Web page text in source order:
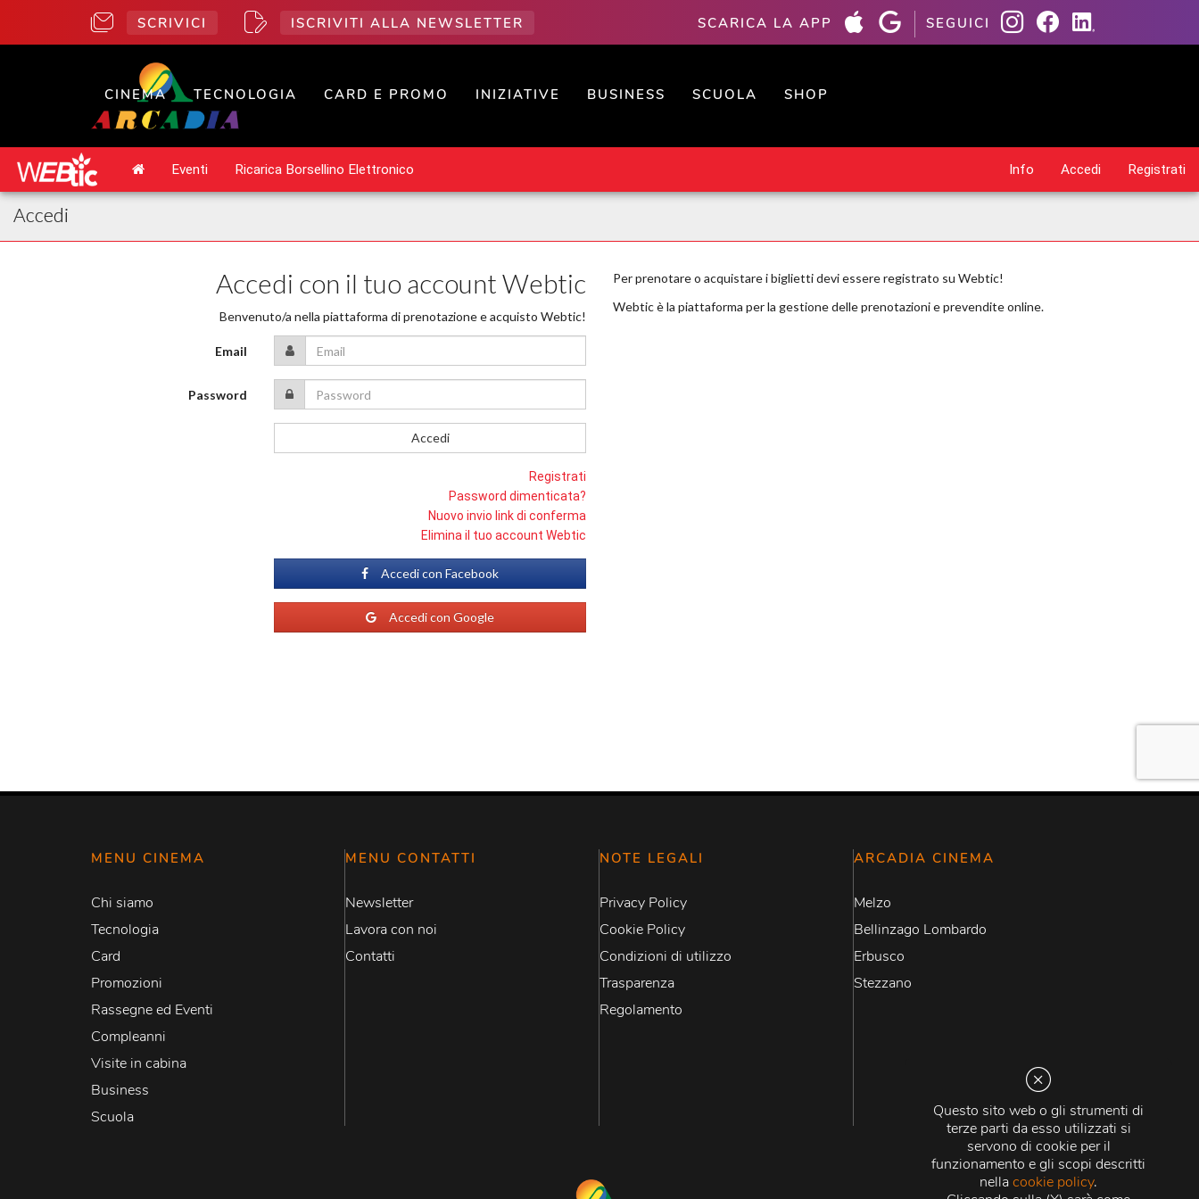
Questo sito web o gli strumenti di
terze parti da esso utilizzati si
servono di cookie per il
funzionamento e gli scopi descritti
nellacookie policy.
SCRIVICI ISCRIVITI ALLA NEWSLETTER SCARICA LA APP SEGUICI
CINEMA TECNOLOGIA CARD E PROMO INIZIATIVE BUSINESS SCUOLA SHOP
MENU CINEMA
Chi siamo
Tecnologia
Card
Promozioni
Rassegne ed Eventi
Compleanni
Visite in cabina
Business
Scuola
MENU CONTATTI
Newsletter
Lavora con noi
Contatti
NOTE LEGALI
Privacy Policy
Cookie Policy
Condizioni di utilizzo
Trasparenza
Regolamento
ARCADIA CINEMA
Melzo
Bellinzago Lombardo
Erbusco
Stezzano